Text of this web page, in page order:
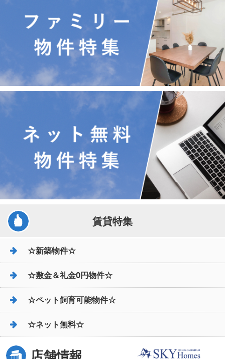
賃貸特集
☆新築物件☆
☆敷金＆礼金0円物件☆
☆ペット飼育可能物件☆
☆ネット無料☆